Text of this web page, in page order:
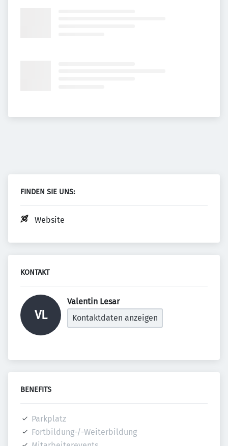
FINDEN SIE UNS:
Website
KONTAKT
VL
Valentin Lesar
Kontaktdaten anzeigen
BENEFITS
Parkplatz
Fortbildung-/-Weiterbildung